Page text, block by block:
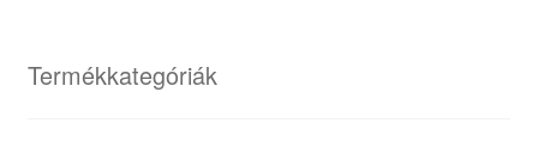
Termékkategóriák